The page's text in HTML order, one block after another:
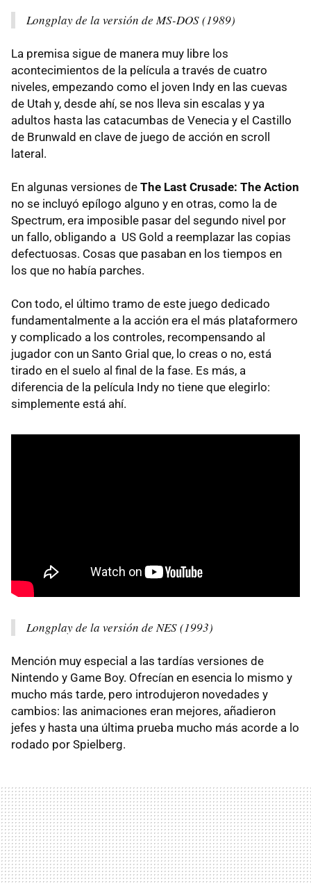
Longplay de la versión de MS-DOS (1989)
La premisa sigue de manera muy libre los
acontecimientos de la película a través de cuatro
niveles, empezando como el joven Indy en las cuevas
de Utah y, desde ahí, se nos lleva sin escalas y ya
adultos hasta las catacumbas de Venecia y el Castillo
de Brunwald en clave de juego de acción en scroll
lateral.
En algunas versiones de The Last Crusade: The Action
no se incluyó epílogo alguno y en otras, como la de
Spectrum, era imposible pasar del segundo nivel por
un fallo, obligando a US Gold a reemplazar las copias
defectuosas. Cosas que pasaban en los tiempos en
los que no había parches.
Con todo, el último tramo de este juego dedicado
fundamentalmente a la acción era el más plataformero
y complicado a los controles, recompensando al
jugador con un Santo Grial que, lo creas o no, está
tirado en el suelo al final de la fase. Es más, a
diferencia de la película Indy no tiene que elegirlo:
simplemente está ahí.
Longplay de la versión de NES (1993)
Mención muy especial a las tardías versiones de
Nintendo y Game Boy. Ofrecían en esencia lo mismo y
mucho más tarde, pero introdujeron novedades y
cambios: las animaciones eran mejores, añadieron
jefes y hasta una última prueba mucho más acorde a lo
rodado por Spielberg.